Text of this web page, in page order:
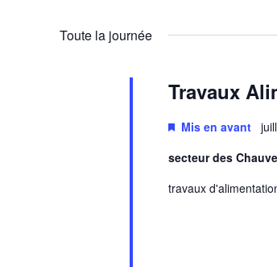
novembre
vues
mot-
Toute la journée
Travaux
Mis en avant
secteur des
travaux